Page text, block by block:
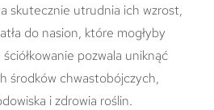
skutecznie utrudnia ich wzrost,
do nasion, które mogłyby
pozwala uniknąć
środków chwastobójczych,
i zdrowia roślin.